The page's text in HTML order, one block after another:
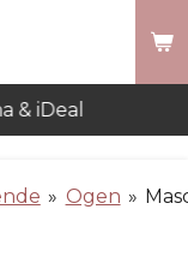
& iDeal
» Ogen »